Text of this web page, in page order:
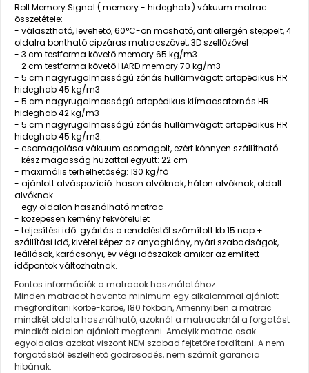
Roll Memory Signal ( memory - hideghab ) vákuum matrac
összetétele:
- választható, levehető, 60°C-on mosható, antiallergén steppelt, 4
oldalra bontható cipzáras matracszövet, 3D szellőzővel
- 3 cm testforma követő memory 65 kg/m3
- 2 cm testforma követő HARD memory 70 kg/m3
- 5 cm nagyrugalmasságú zónás hullámvágott ortopédikus HR
hideghab 45 kg/m3
- 5 cm nagyrugalmasságú ortopédikus klímacsatornás HR
hideghab 42 kg/m3
- 5 cm nagyrugalmasságú zónás hullámvágott ortopédikus HR
hideghab 45 kg/m3.
- csomagolása vákuum csomagolt, ezért könnyen szállítható
- kész magasság huzattal együtt: 22 cm
- maximális terhelhetőség: 130 kg/fő
- ajánlott alváspozíció: hason alvóknak, háton alvóknak, oldalt
alvóknak
- egy oldalon használható matrac
- közepesen kemény fekvőfelület
- teljesítési idő: gyártás a rendeléstől számított kb 15 nap +
szállítási idő, kivétel képez az anyaghiány, nyári szabadságok,
leállások, karácsonyi, év végi időszakok amikor az említett
időpontok változhatnak.
Fontos információk a matracok használatához:
Minden matracot havonta minimum egy alkalommal ajánlott
megfordítani körbe-körbe, 180 fokban, Amennyiben a matrac
mindkét oldala használható, azoknál a matracoknál a forgatást
mindkét oldalon ajánlott megtenni. Amelyik matrac csak
egyoldalas azokat viszont NEM szabad fejtetőre fordítani. A nem
forgatásból észlelhető gödrösödés, nem számít garancia
hibának.